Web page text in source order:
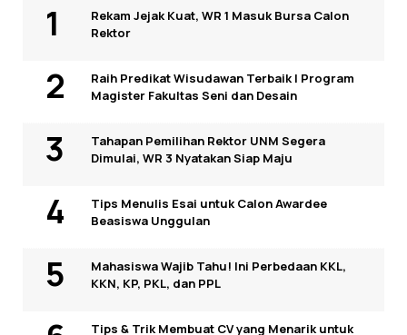
Rekam Jejak Kuat, WR 1 Masuk Bursa Calon
Rektor
Raih Predikat Wisudawan Terbaik I Program
Magister Fakultas Seni dan Desain
Tahapan Pemilihan Rektor UNM Segera
Dimulai, WR 3 Nyatakan Siap Maju
Tips Menulis Esai untuk Calon Awardee
Beasiswa Unggulan
Mahasiswa Wajib Tahu! Ini Perbedaan KKL,
KKN, KP, PKL, dan PPL
Tips & Trik Membuat CV yang Menarik untuk